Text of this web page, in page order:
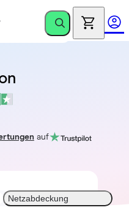
auf
Netzabdeckung